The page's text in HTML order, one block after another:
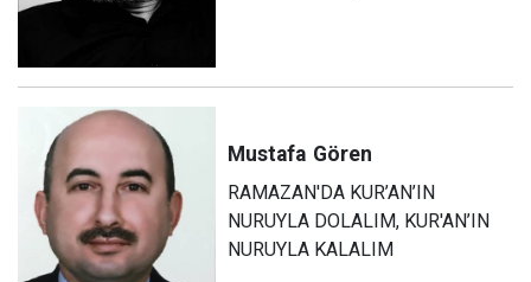
Mustafa Gören
RAMAZAN'DA KUR’AN’IN
NURUYLA DOLALIM, KUR'AN’IN
NURUYLA KALALIM